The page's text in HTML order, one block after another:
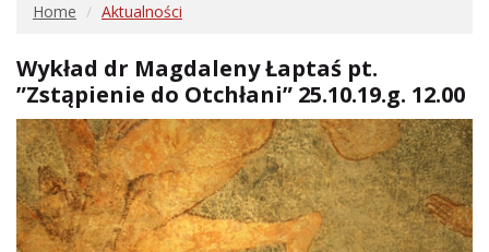
Home Aktualności
Wykład dr Magdaleny Łaptaś pt.
”Zstąpienie do Otchłani” 25.10.19.g. 12.00